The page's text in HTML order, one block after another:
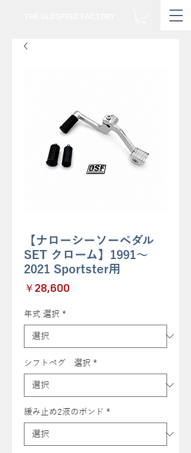
【ナローシーソーペダル
SET クローム】1991〜
2021 Sportster用
￥28,600
年式 選択 *
シフトペグ 選択 *
緩み止め2液のボンド *